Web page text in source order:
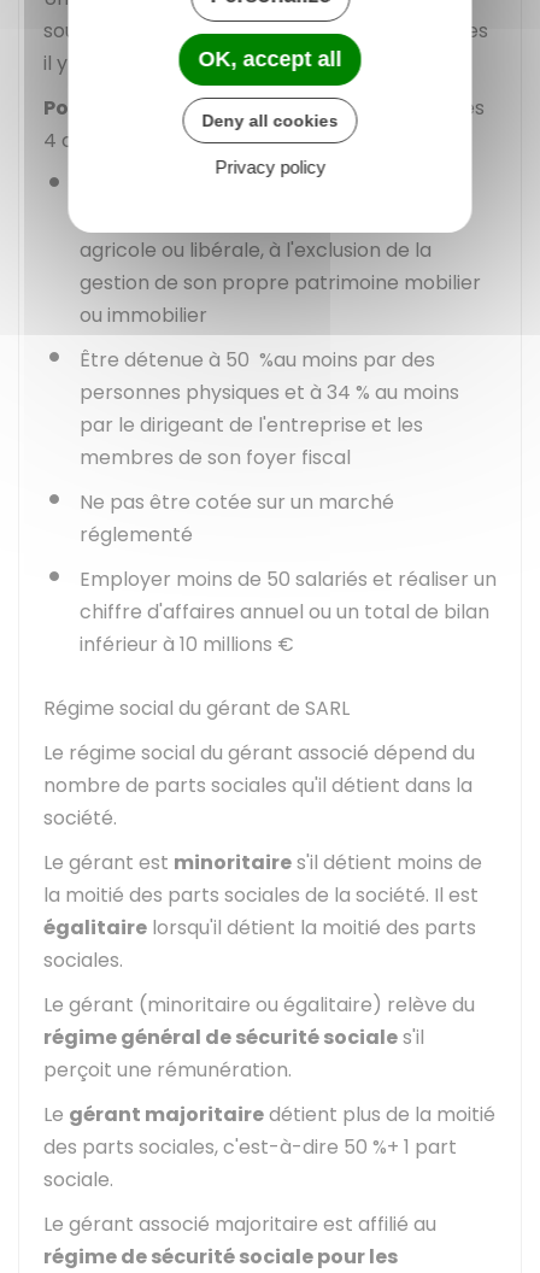
sous certaines conditions, pour les SARL créées
il y a moins de 5 ans.
Pour opter pour l'IR, la SARL doit respecter les
4 conditions suivantes :
Exercer à titre principal une activité
agricole ou libérale, à l'exclusion de la
gestion de son propre patrimoine mobilier
ou immobilier
Être détenue à 50 %au moins par des
personnes physiques et à 34 % au moins
par le dirigeant de l'entreprise et les
membres de son foyer fiscal
Ne pas être cotée sur un marché
réglementé
Employer moins de 50 salariés et réaliser un
chiffre d'affaires annuel ou un total de bilan
inférieur à 10 millions €
Régime social du gérant de SARL
Le régime social du gérant associé dépend du
nombre de parts sociales qu'il détient dans la
société.
Le gérant est minoritaires'il détient moins de
la moitié des parts sociales de la société. Il est
égalitaire lorsqu'il détient la moitié des parts
sociales.
Le gérant (minoritaire ou égalitaire) relève du
régime général de sécurité sociales'il
perçoit une rémunération.
Le gérant majoritairedétient plus de la moitié
des parts sociales, c'est-à-dire 50 %+ 1 part
sociale.
Le gérant associé majoritaire est affilié au
régime de sécurité sociale pour les
OK, accept all
Deny all cookies
Privacy policy